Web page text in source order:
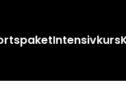
Intensivkurs